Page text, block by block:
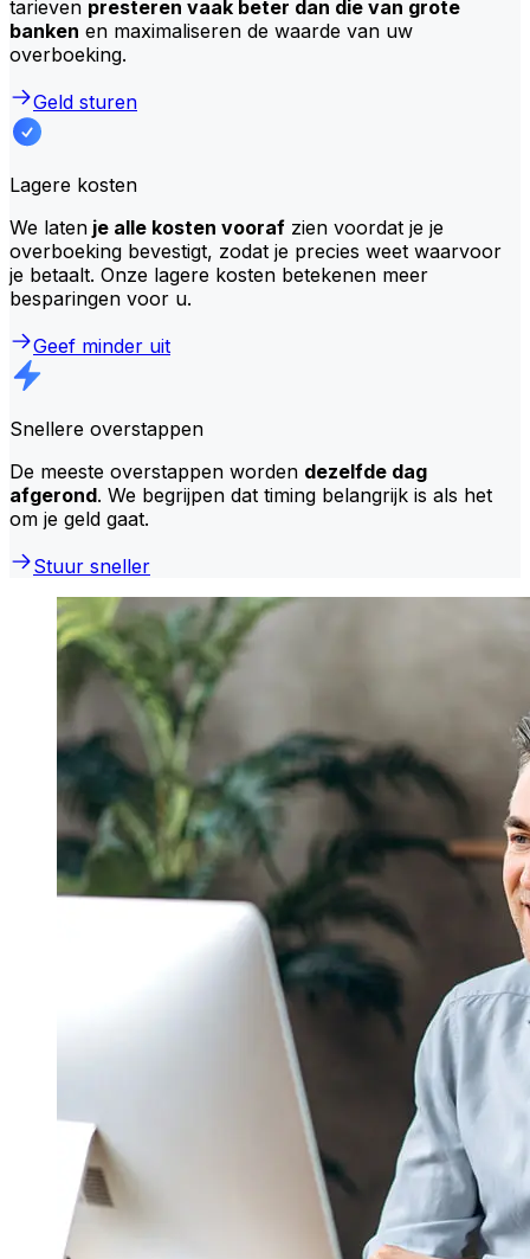
tarieven presteren vaak beter dan die van grote
banken en maximaliseren de waarde van uw
overboeking.
Geld sturen
Lagere kosten
We laten je alle kosten vooraf zien voordat je je
overboeking bevestigt, zodat je precies weet waarvoor
je betaalt. Onze lagere kosten betekenen meer
besparingen voor u.
Geef minder uit
Snellere overstappen
De meeste overstappen worden dezelfde dag
afgerond. We begrijpen dat timing belangrijk is als het
om je geld gaat.
Stuur sneller